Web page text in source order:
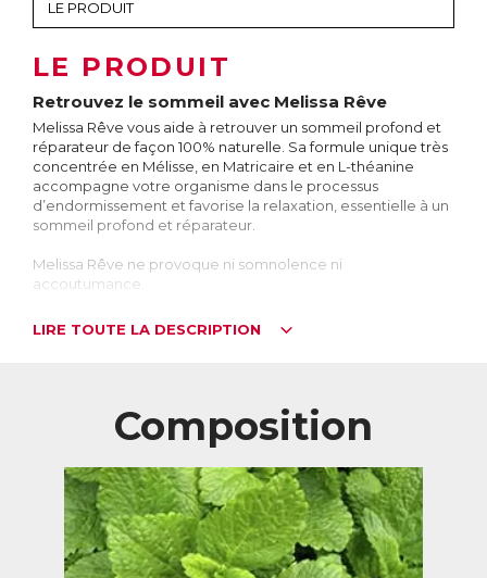
LE PRODUIT
Retrouvez le sommeil avec Melissa Rêve
Melissa Rêve vous aide à retrouver un sommeil profond et
réparateur de façon 100% naturelle. Sa formule unique très
concentrée en Mélisse, en Matricaire et en L-théanine
accompagne votre organisme dans le processus
d’endormissement et favorise la relaxation, essentielle à un
sommeil profond et réparateur.
Melissa Rêve ne provoque ni somnolence ni
accoutumance.
Stress, changements hormonaux, décalage
sommeil, dont les causes sont souvent multiples : l’anxiété
et le décalage horaire sont les plus connus, mais un
changement hormonal comme la ménopause, ou encore
un déséquilibre alimentaire, peuvent nuire à la qualité du
sommeil. Qu’il s’agisse d’insomnies ou juste d’un sommeil
agité, les conséquences d’une mauvaise nuit se font
ressentir le jour : fatigue, difficultés à se concentrer,
irritabilité, et même éventuellement tendance au
surpoids…
LIRE TOUTE LA DESCRIPTION
Composition